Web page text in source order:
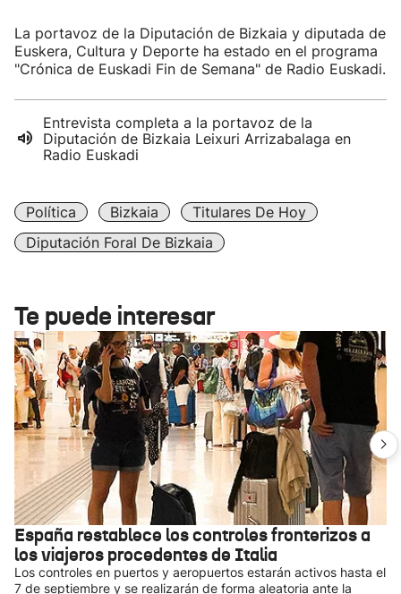
La portavoz de la Diputación de Bizkaia y diputada de
Euskera, Cultura y Deporte ha estado en el programa
"Crónica de Euskadi Fin de Semana" de Radio Euskadi.
Entrevista completa a la portavoz de la
Diputación de Bizkaia Leixuri Arrizabalaga en
Radio Euskadi
Política Bizkaia
Titulares De Hoy
Diputación Foral De Bizkaia
Te puede interesar
España restablece los controles fronterizos a
los viajeros procedentes de Italia
Los controles en puertos y aeropuertos estarán activos hasta el
7 de septiembre y se realizarán de forma aleatoria ante la